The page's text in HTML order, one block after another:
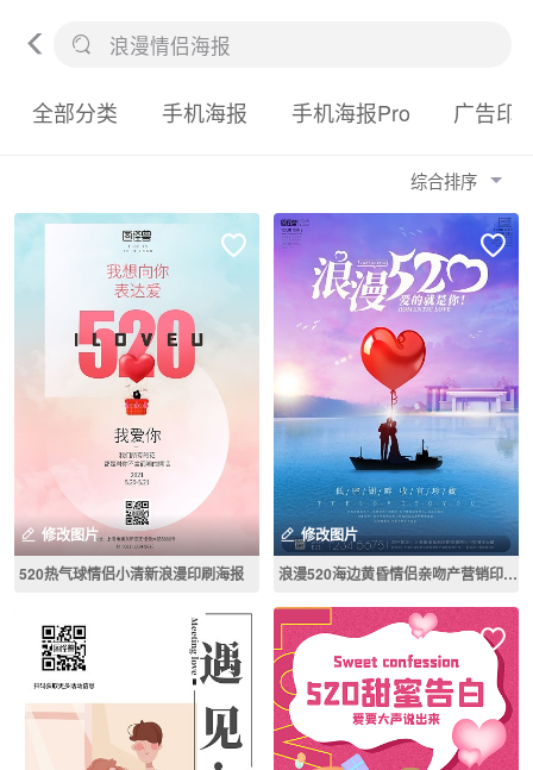
全部分类 手机海报 手机海报Pro 广告印
综合排序
修改图片
520热气球情侣小清新浪漫印刷海报
修改图片
浪漫520海边黄昏情侣亲吻产营销印刷海报